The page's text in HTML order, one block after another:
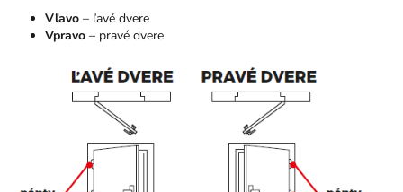
Vľavo – ľavé dvere
Vpravo – pravé dvere